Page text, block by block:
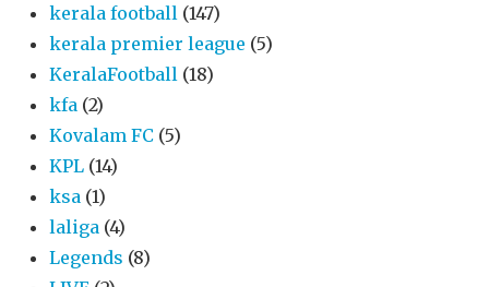
kerala football (147)
kerala premier league (5)
KeralaFootball (18)
kfa (2)
Kovalam FC (5)
KPL (14)
ksa (1)
laliga (4)
Legends (8)